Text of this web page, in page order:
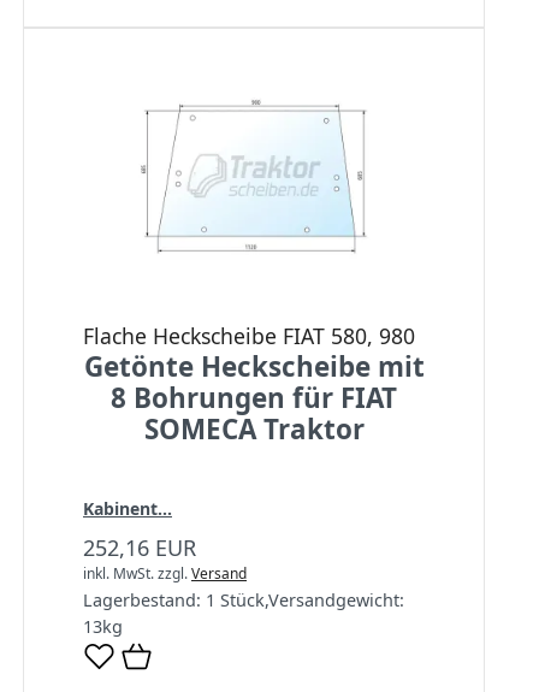
Flache Heckscheibe FIAT 580, 980
Getönte Heckscheibe mit
8 Bohrungen für FIAT
SOMECA Traktor
Kabinent...
252,16 EUR
inkl. MwSt.zzgl.Versand
Lagerbestand: 1 Stück,Versandgewicht:
13kg